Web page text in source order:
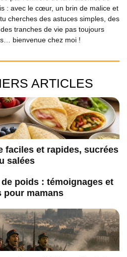
: avec le cœur, un brin de malice et
cherches des astuces simples, des
tranches de vie pas toujours
bienvenue chez moi !
ARTICLES
faciles et rapides, sucrées
salées
poids : témoignages et
pour mamans